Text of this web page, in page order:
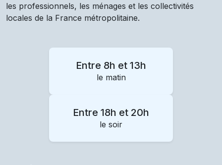
les professionnels, les ménages et les collectivités
locales de la France métropolitaine.
Entre 8h et 13h
le matin
Entre 18h et 20h
le soir